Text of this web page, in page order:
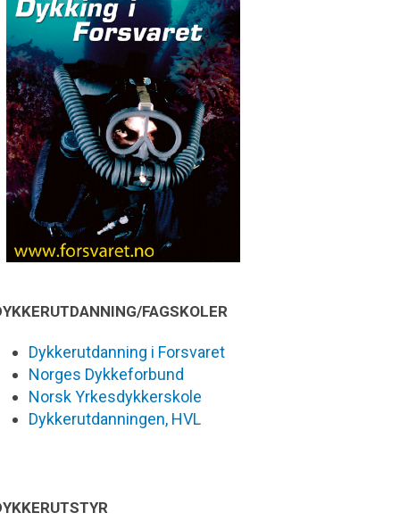
FAGSKOLER
Dykkerutdanning i Forsvaret
Norges Dykkeforbund
Norsk Yrkesdykkerskole
Dykkerutdanningen, HVL